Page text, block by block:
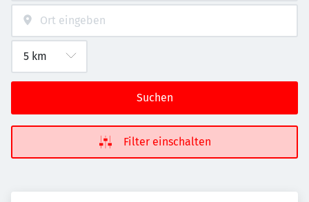
Suchen
Filter einschalten